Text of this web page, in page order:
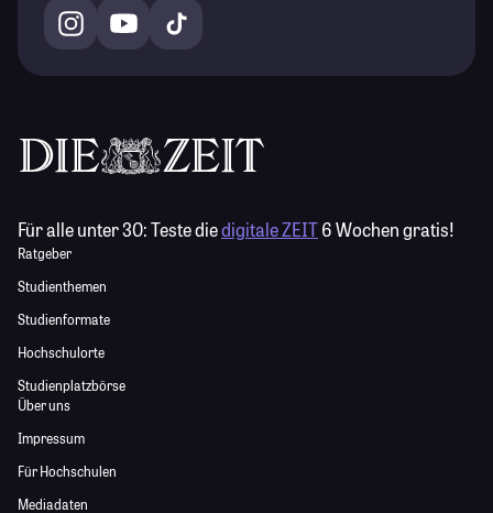
Für alle unter 30:Teste diedigitale ZEIT6 Wochen gratis!
Ratgeber
Studienthemen
Studienformate
Hochschulorte
Studienplatzbörse
Über uns
Impressum
Für Hochschulen
Mediadaten